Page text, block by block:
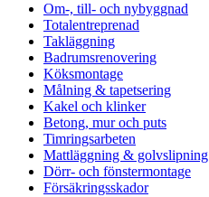
Om-, till- och nybyggnad
Totalentreprenad
Takläggning
Badrumsrenovering
Köksmontage
Målning & tapetsering
Kakel och klinker
Betong, mur och puts
Timringsarbeten
Mattläggning & golvslipning
Dörr- och fönstermontage
Försäkringsskador